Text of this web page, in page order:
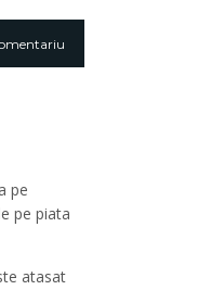
pe
pe piata
atasat